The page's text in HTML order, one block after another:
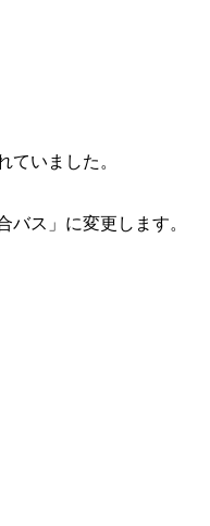
いました。
ス」に変更します。